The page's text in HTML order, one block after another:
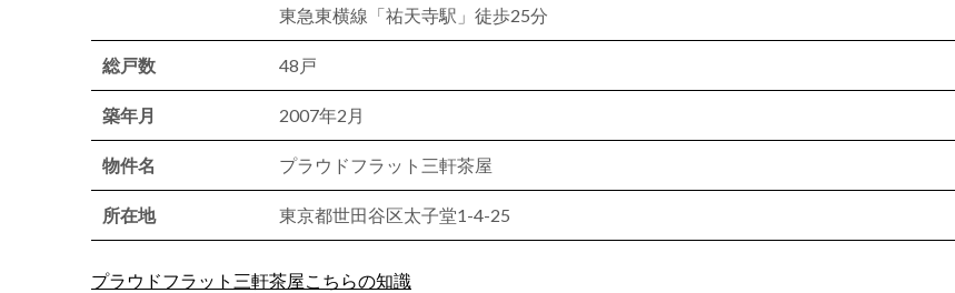
東急東横線「祐天寺駅」徒歩25分
総戸数 48戸
築年月 2007年2月
物件名 プラウドフラット三軒茶屋
所在地 東京都世田谷区太子堂1-4-25
プラウドフラット三軒茶屋こちらの知識